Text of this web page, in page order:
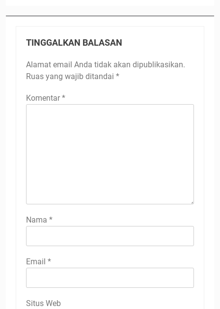
TINGGALKAN BALASAN
Alamat email Anda tidak akan dipublikasikan.
Ruas yang wajib ditandai *
Komentar *
Nama *
Email *
Situs Web